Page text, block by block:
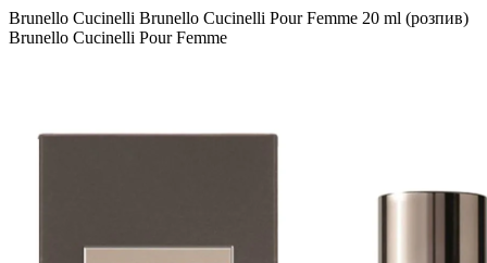
Brunello Cucinelli Brunello Cucinelli Pour Femme 20 ml (розпив)
Brunello Cucinelli Pour Femme